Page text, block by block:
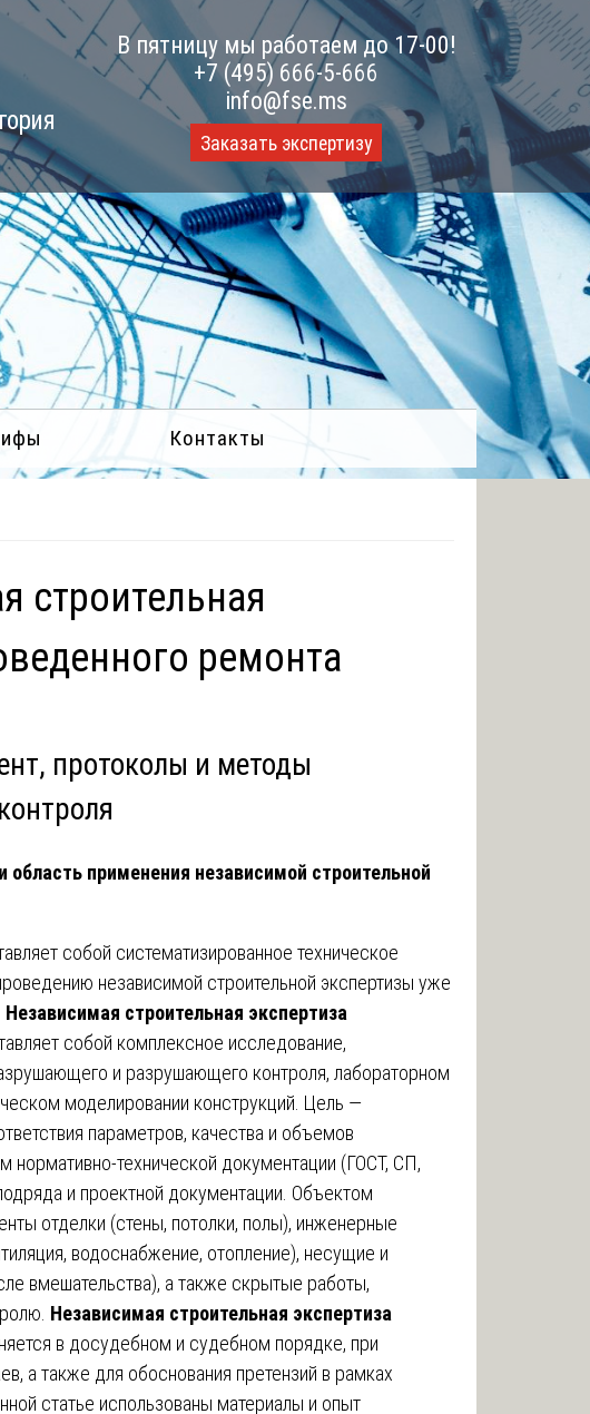
В пятницу мы работаем до 17-00!
+7 (495) 666-5-666
info@fse.ms
Заказать экспертизу
Контакты
строительная
ремонта
протоколы и методы
область применения независимой строительной
собой систематизированное техническое
независимой строительной экспертизы уже
Независимая строительная экспертиза
собой комплексное исследование,
и разрушающего контроля, лабораторном
моделировании конструкций. Цель —
параметров, качества и объемов
нормативно-технической документации (ГОСТ, СП,
и проектной документации. Объектом
отделки (стены, потолки, полы), инженерные
водоснабжение, отопление), несущие и
вмешательства), а также скрытые работы,
Независимая строительная экспертиза
в досудебном и судебном порядке, при
а также для обоснования претензий в рамках
статье использованы материалы и опыт